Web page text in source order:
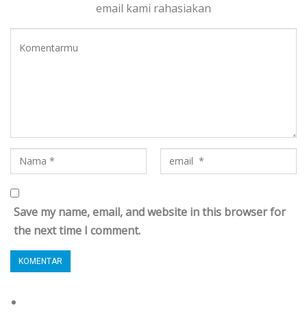
email kami rahasiakan
Save my name, email, and website in this browser for
the next time I comment.